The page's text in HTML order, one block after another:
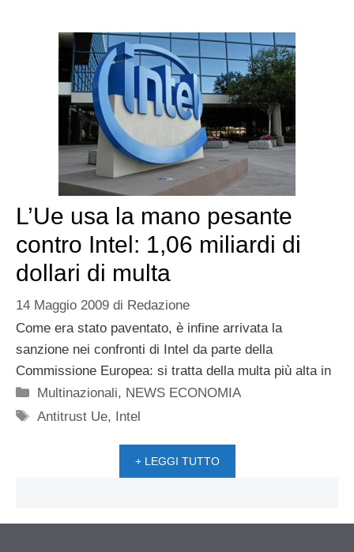
L’Ue usa la mano pesante
contro Intel: 1,06 miliardi di
dollari di multa
14 Maggio 2009 di Redazione
Come era stato paventato, è infine arrivata la
sanzione nei confronti di Intel da parte della
Commissione Europea: si tratta della multa più alta in
Categorie
Multinazionali, NEWS ECONOMIA
Tag
Antitrust Ue, Intel
+ LEGGI TUTTO